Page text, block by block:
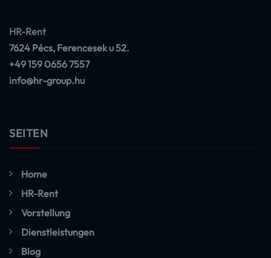
HR-Rent
7624 Pécs, Ferencesek u 52.
+49 159 0656 7557
info@hr-group.hu
SEITEN
Home
HR-Rent
Vorstellung
Dienstleistungen
Blog